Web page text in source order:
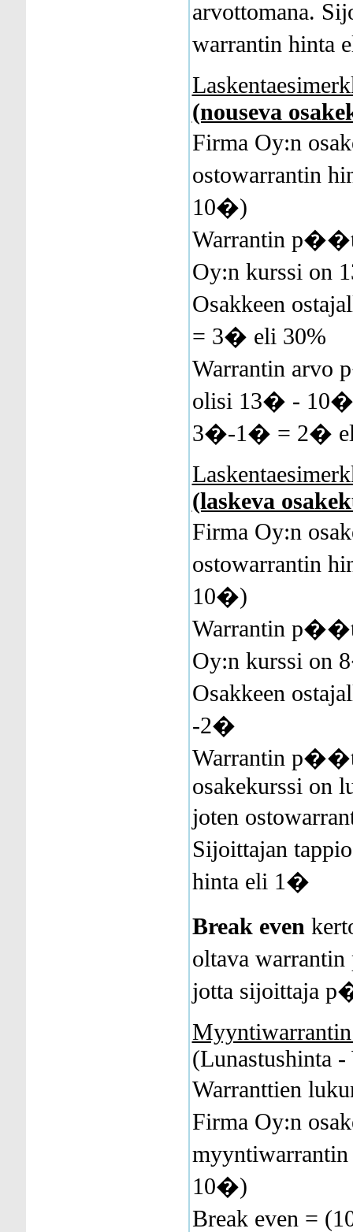
arvottomana.
warrantin hinta
(nouseva
Firma Oy:n
ostowarrantin
10�)
Warrantin
Oy:n kurssi on
Osakkeen
= 3� eli 30%
Warrantin
olisi 13� -
3�-1� = 2�
(laskeva
Firma Oy:n
ostowarrantin
10�)
Warrantin
Oy:n kurssi on
Osakkeen
-2�
Warrantin
osakekurssi on
joten
Sijoittajan
hinta eli 1�
Break even
oltava
jotta sijoittaja
Myyntiwarrantin
(Lunastushinta
Warranttien
Firma Oy:n
10�)
Break even =